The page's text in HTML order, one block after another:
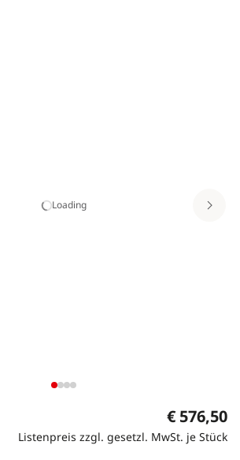
Loading
€ 576,50
Listenpreis zzgl. gesetzl. MwSt. je Stück